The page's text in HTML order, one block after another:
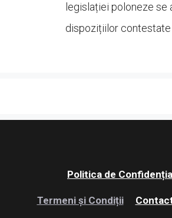
legislației poloneze se
dispozițiilor contestate
Politica de
Termeni și Condiții